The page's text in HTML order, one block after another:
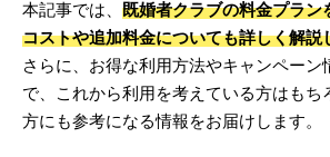
本記事では、 既婚者クラブの料金プラン
コストや追加料金についても詳しく解説
さらに、お得な利用方法やキャンペーン
で、これから利用を考えている方はもち
方にも参考になる情報をお届けします。